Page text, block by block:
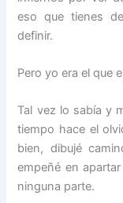
eso que tienes
definir.
Pero yo era el que
Tal vez lo sabía y
tiempo hace el
bien, dibujé
empeñé en
ninguna parte.